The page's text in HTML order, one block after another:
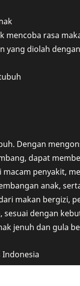
mencoba rasa
yang diolah
Dengan
dapat
penyakit,
anak,
makan bergizi,
sesuai dengan
jenuh dan gula